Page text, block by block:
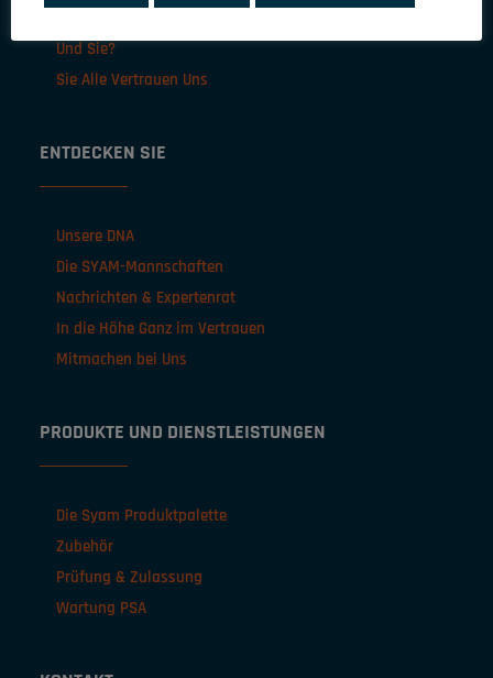
Und Sie?
Sie Alle Vertrauen Uns
ENTDECKEN SIE
Unsere DNA
Die SYAM-Mannschaften
Nachrichten & Expertenrat
In die Höhe Ganz im Vertrauen
Mitmachen bei Uns
PRODUKTE UND DIENSTLEISTUNGEN
Die Syam Produktpalette
Zubehör
Prüfung & Zulassung
Wartung PSA